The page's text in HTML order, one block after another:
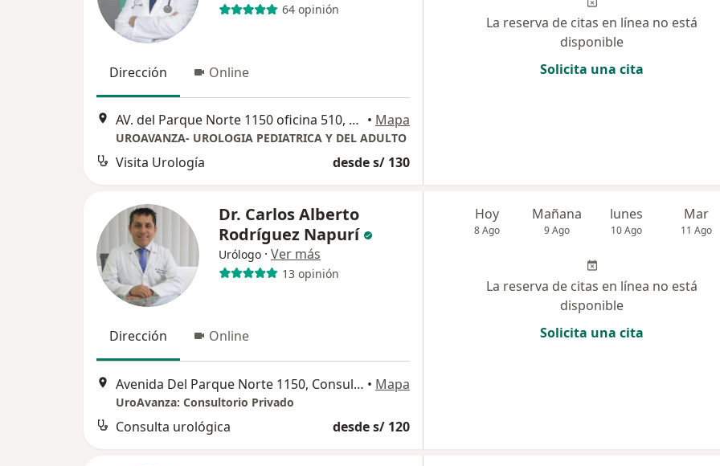
64 opinión
Dirección Online
AV. del Parque Norte 1150 oficina 510, San Borja, Lima, Perú, San Borja • Mapa
UROAVANZA- UROLOGIA PEDIATRICA Y DEL ADULTO
Visita Urología desde s/ 130
La reserva de citas en línea no está
disponible
Solicita una cita
Dr. Carlos Alberto
Rodríguez Napurí
Urólogo · Ver más
13 opinión
Dirección Online
Avenida Del Parque Norte 1150, Consultorio 508, Lima • Mapa
UroAvanza: Consultorio Privado
Consulta urológica desde s/ 120
Hoy
8 Ago
Mañana
9 Ago
lunes
10 Ago
Mar
11 Ago
La reserva de citas en línea no está
disponible
Solicita una cita